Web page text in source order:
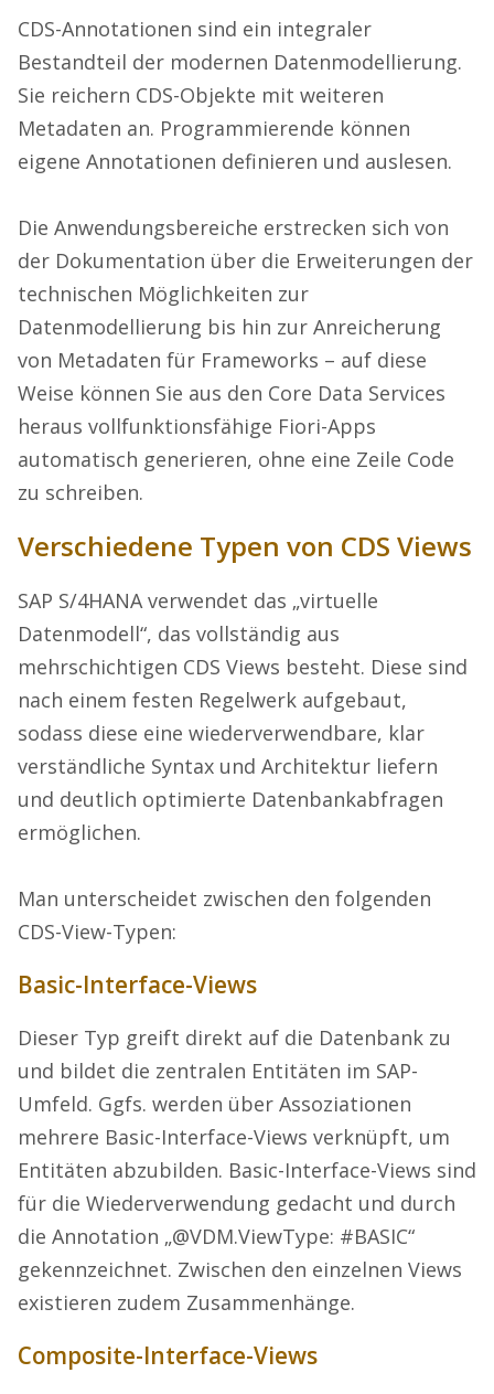
CDS-Annotationen sind ein integraler
Bestandteil der modernen Datenmodellierung.
Sie reichern CDS-Objekte mit weiteren
Metadaten an. Programmierende können
eigene Annotationen definieren und auslesen.
Die Anwendungsbereiche erstrecken sich von
der Dokumentation über die Erweiterungen der
technischen Möglichkeiten zur
Datenmodellierung bis hin zur Anreicherung
von Metadaten für Frameworks – auf diese
Weise können Sie aus den Core Data Services
heraus vollfunktionsfähige Fiori-Apps
automatisch generieren, ohne eine Zeile Code
zu schreiben.
Verschiedene Typen von CDS Views
SAP S/4HANA verwendet das „virtuelle
Datenmodell“, das vollständig aus
mehrschichtigen CDS Views besteht. Diese sind
nach einem festen Regelwerk aufgebaut,
sodass diese eine wiederverwendbare, klar
verständliche Syntax und Architektur liefern
und deutlich optimierte Datenbankabfragen
ermöglichen.
Man unterscheidet zwischen den folgenden
CDS-View-Typen:
Basic-Interface-Views
Dieser Typ greift direkt auf die Datenbank zu
und bildet die zentralen Entitäten im SAP-
Umfeld. Ggfs. werden über Assoziationen
mehrere Basic-Interface-Views verknüpft, um
Entitäten abzubilden. Basic-Interface-Views sind
für die Wiederverwendung gedacht und durch
die Annotation „@VDM.ViewType: #BASIC“
gekennzeichnet. Zwischen den einzelnen Views
existieren zudem Zusammenhänge.
Composite-Interface-Views